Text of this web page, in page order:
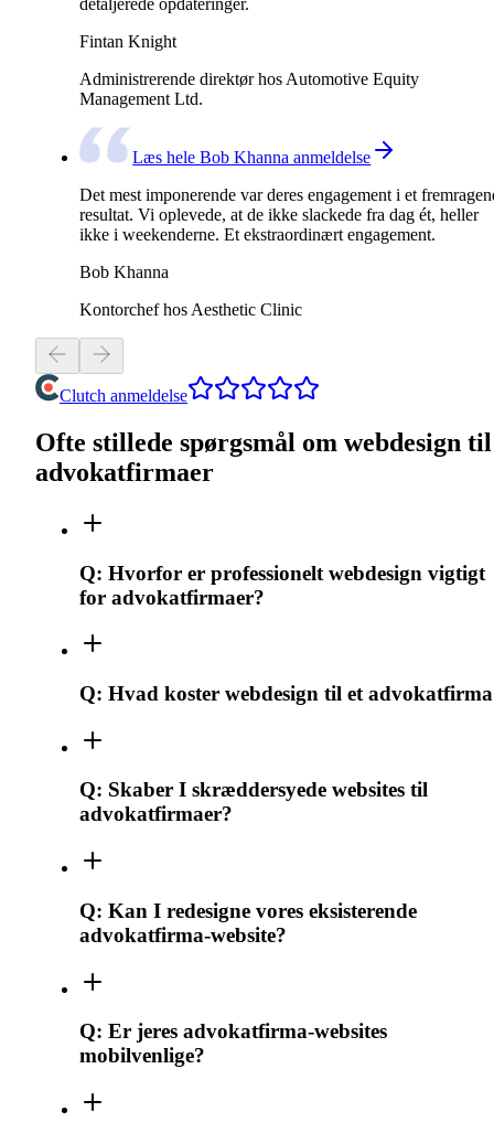
detaljerede opdateringer.
Fintan Knight
Administrerende direktør hos Automotive Equity
Management Ltd.
Læs hele Bob Khanna anmeldelse
Det mest imponerende var deres engagement i et
resultat. Vi oplevede, at de ikke slackede fra dag ét, heller
ikke i weekenderne. Et ekstraordinært engagement.
Bob Khanna
Kontorchef hos Aesthetic Clinic
Clutch anmeldelse
Ofte stillede spørgsmål om webdesign til
advokatfirmaer
Q: Hvorfor er professionelt webdesign vigtigt
for advokatfirmaer?
Q: Hvad koster webdesign til et
Q: Skaber I skræddersyede websites til
advokatfirmaer?
Q: Kan I redesigne vores eksisterende
advokatfirma-website?
Q: Er jeres advokatfirma-websites
mobilvenlige?